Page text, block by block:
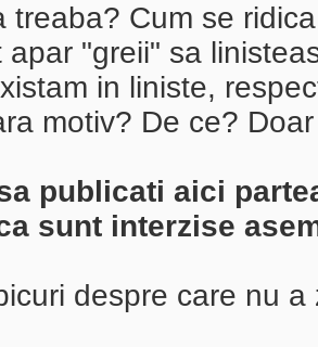
treaba? Cum se
apar "greii" sa
in liniste,
motiv? De ce?
publicati aici
sunt interzise
despre care nu